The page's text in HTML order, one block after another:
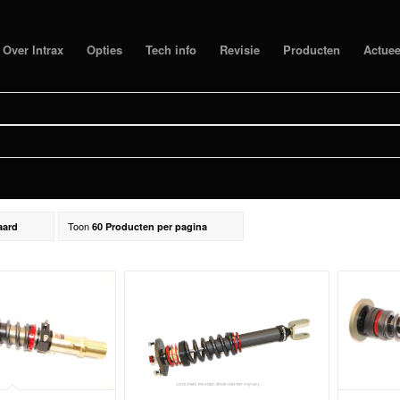
Over Intrax Opties Tech info Revisie Producten
Toon 60 Producten per pagina